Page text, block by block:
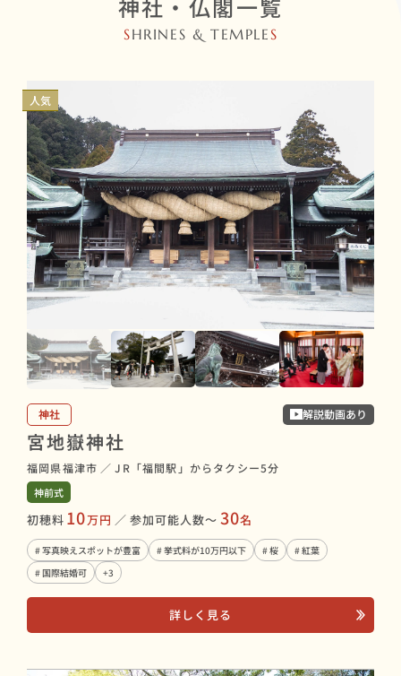
神社・仏閣一覧
SHRINES & TEMPLE S
人気
神社 解説動画あり
宮地嶽神社
福岡県福津市 ／ JR「福間駅」からタクシー5分
神前式
初穂料 10万円 ／ 参加可能人数〜 30名
# 写真映えスポットが豊富 # 挙式料が10万円以下 # 桜
# 紅葉
# 国際結婚可
+3
詳しく見る